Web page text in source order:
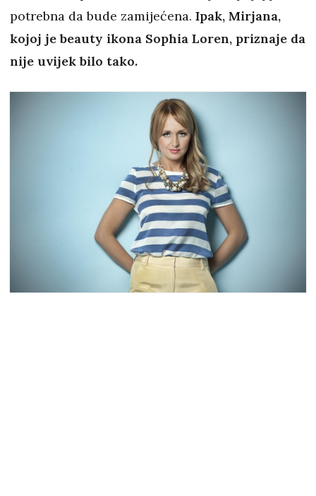
potrebna da bude zamijećena. Ipak, Mirjana,
kojoj je beauty ikona Sophia Loren, priznaje da
nije uvijek bilo tako.